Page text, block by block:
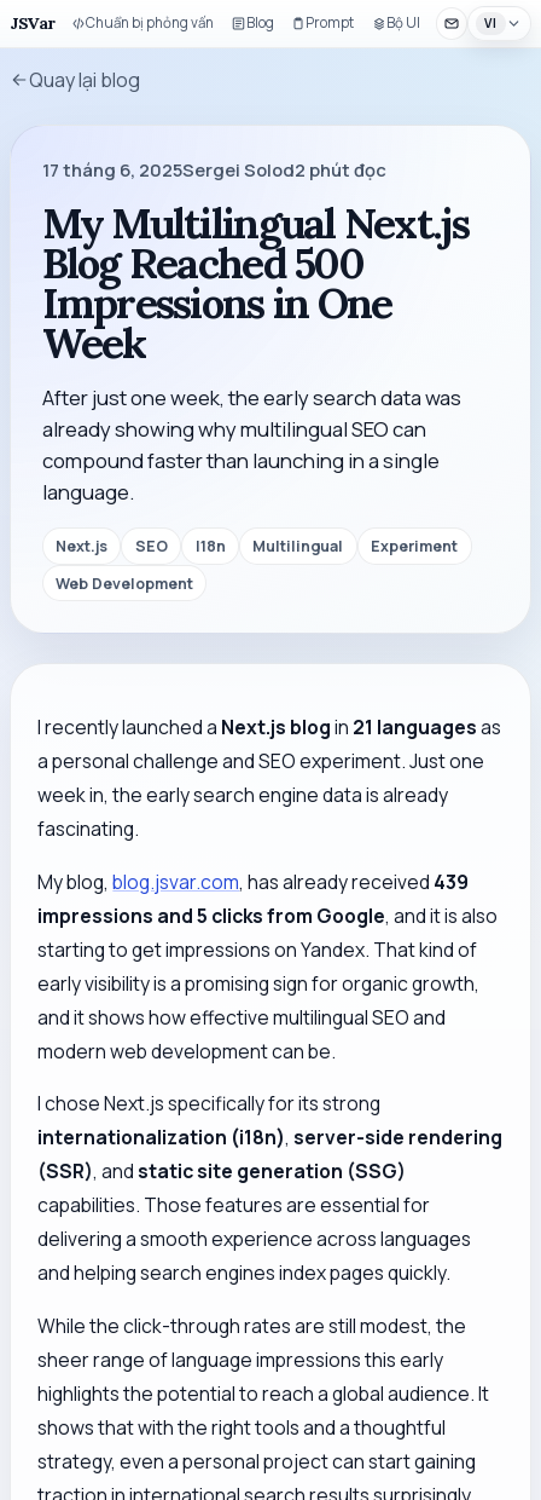
JSVar Chuẩn bị phỏng vấn Blog Prompt Bộ UI VI
Quay lại blog
17 tháng 6, 2025Sergei Solod2 phút đọc
My Multilingual Next.js
Blog Reached 500
Impressions in One
Week
After just one week, the early search data was
already showing why multilingual SEO can
compound faster than launching in a single
language.
Next.js SEO I18n Multilingual
Experiment
Web Development
I recently launched a Next.js blogin 21 languagesas
a personal challenge and SEO experiment. Just one
week in, the early search engine data is already
fascinating.
My blog,blog.jsvar.com, has already received 439
impressions and 5 clicks from Google, and it is also
starting to get impressions on Yandex. That kind of
early visibility is a promising sign for organic growth,
and it shows how effective multilingual SEO and
modern web development can be.
I chose Next.js specifically for its strong
internationalization (i18n),server-side rendering
(SSR), andstatic site generation (SSG)
capabilities. Those features are essential for
delivering a smooth experience across languages
and helping search engines index pages quickly.
While the click-through rates are still modest, the
sheer range of language impressions this early
highlights the potential to reach a global audience. It
shows that with the right tools and a thoughtful
strategy, even a personal project can start gaining